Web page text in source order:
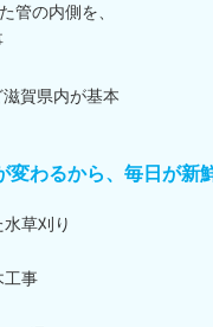
管の内側を、
賀県内が基本
わるから、毎日が新
草刈り
工事